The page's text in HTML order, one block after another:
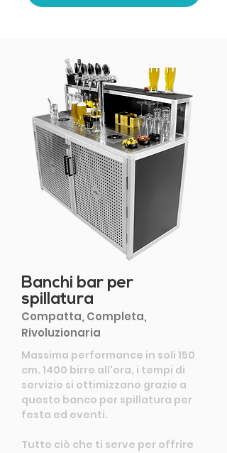
Banchi bar per
spillatura
Compatta, Completa,
Rivoluzionaria
Massima performance in soli 150
cm. 1400 birre all'ora, i tempi di
servizio si ottimizzano grazie a
questo banco per spillatura per
festa ed eventi.
Tutto ciò che ti serve per offrire